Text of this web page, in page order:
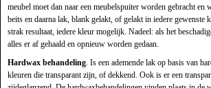
meubel moet dan naar een meubelspuiter worden gebracht en
beits en daarna lak, blank gelakt, of gelakt in iedere gewenste
strak resultaat, iedere kleur mogelijk. Nadeel: als het
alles er af gehaald en opnieuw worden gedaan.
Hardwax behandeling. Is een ademende lak op basis van
kleuren die transparant zijn, of dekkend. Ook is er een